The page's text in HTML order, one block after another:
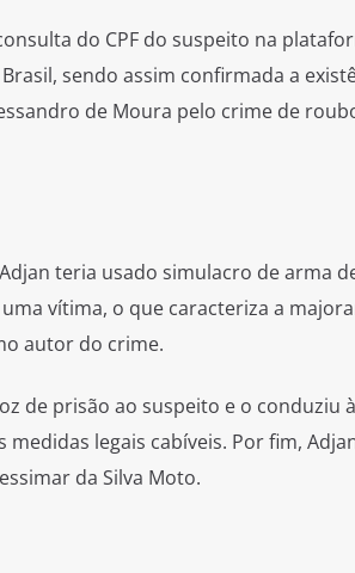
do CPF do suspeito na
sendo assim confirmada a
de Moura pelo crime de
teria usado simulacro de arma
vítima, o que caracteriza a
autor do crime.
de prisão ao suspeito e o conduziu à
legais cabíveis. Por fim,
da Silva Moto.